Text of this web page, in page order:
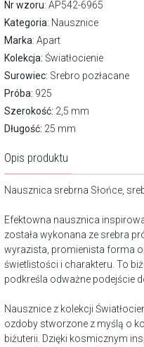
Nr wzoru: AP542-6965
Kategoria: Nausznice
Marka: Apart
Kolekcja: Światłocienie
Surowiec: Srebro pozłacane
Próba: 925
Szerokość: 2,5 mm
Długość: 25 mm
Opis produktu
Nausznica srebrna Słońce,
Efektowna nausznica
została wykonana ze srebra
wyrazista, promienista forma
świetlistości i charakteru. To
podkreśla odważne podejście
Nausznice z kolekcji
ozdoby stworzone z myślą o
biżuterii. Dzięki kosmicznym